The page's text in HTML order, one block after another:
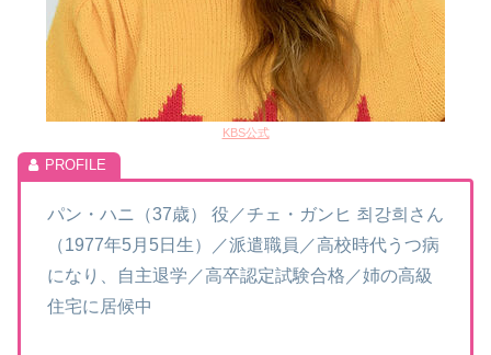
KBS公式
パン・ハニ（37歳） 役／チェ・ガンヒ 최강희さん
（1977年5月5日生）／派遣職員／高校時代うつ病
になり、自主退学／高卒認定試験合格／姉の高級
住宅に居候中